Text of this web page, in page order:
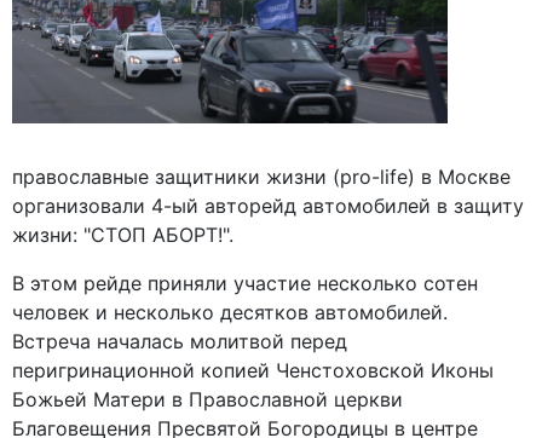
православные защитники жизни (pro-life) в Москве
организовали 4-ый авторейд автомобилей в защиту
жизни: "СТОП АБОРТ!".
В этом рейде приняли участие несколько сотен
человек и несколько десятков автомобилей.
Встреча началась молитвой перед
перигринационной копией Ченстоховской Иконы
Божьей Матери в Православной церкви
Благовещения Пресвятой Богородицы в центре